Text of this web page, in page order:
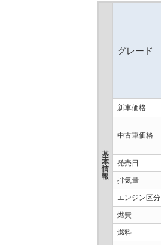
基
本
情
報
グレード
新車価格
中古車価格
発売日
排気量
エンジン区分
燃費
燃料